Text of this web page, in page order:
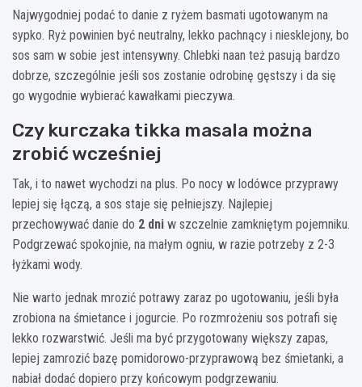
Najwygodniej podać to danie z ryżem basmati ugotowanym na
sypko. Ryż powinien być neutralny, lekko pachnący i niesklejony, bo
sos sam w sobie jest intensywny. Chlebki naan też pasują bardzo
dobrze, szczególnie jeśli sos zostanie odrobinę gęstszy i da się
go wygodnie wybierać kawałkami pieczywa.
Czy kurczaka tikka masala można
zrobić wcześniej
Tak, i to nawet wychodzi na plus. Po nocy w lodówce przyprawy
lepiej się łączą, a sos staje się pełniejszy. Najlepiej
przechowywać danie do 2 dni w szczelnie zamkniętym pojemniku.
Podgrzewać spokojnie, na małym ogniu, w razie potrzeby z 2-3
łyżkami wody.
Nie warto jednak mrozić potrawy zaraz po ugotowaniu, jeśli była
zrobiona na śmietance i jogurcie. Po rozmrożeniu sos potrafi się
lekko rozwarstwić. Jeśli ma być przygotowany większy zapas,
lepiej zamrozić bazę pomidorowo-przyprawową bez śmietanki, a
nabiał dodać dopiero przy końcowym podgrzewaniu.